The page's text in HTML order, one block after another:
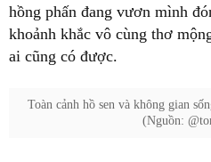
hồng phấn đang vươn mình
khoảnh khắc vô cùng thơ
ai cũng có được.
Toàn cảnh hồ sen và không gian
(Nguồn: